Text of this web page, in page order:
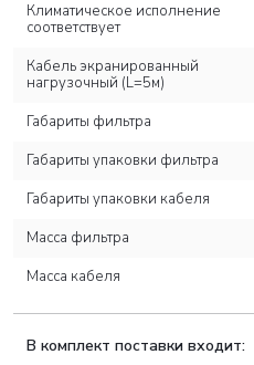
Климатическое исполнение
соответствует
Кабель экранированный
нагрузочный (L=5м)
Габариты фильтра
Габариты упаковки фильтра
Габариты упаковки кабеля
Масса фильтра
Масса кабеля
В комплект поставки входит: